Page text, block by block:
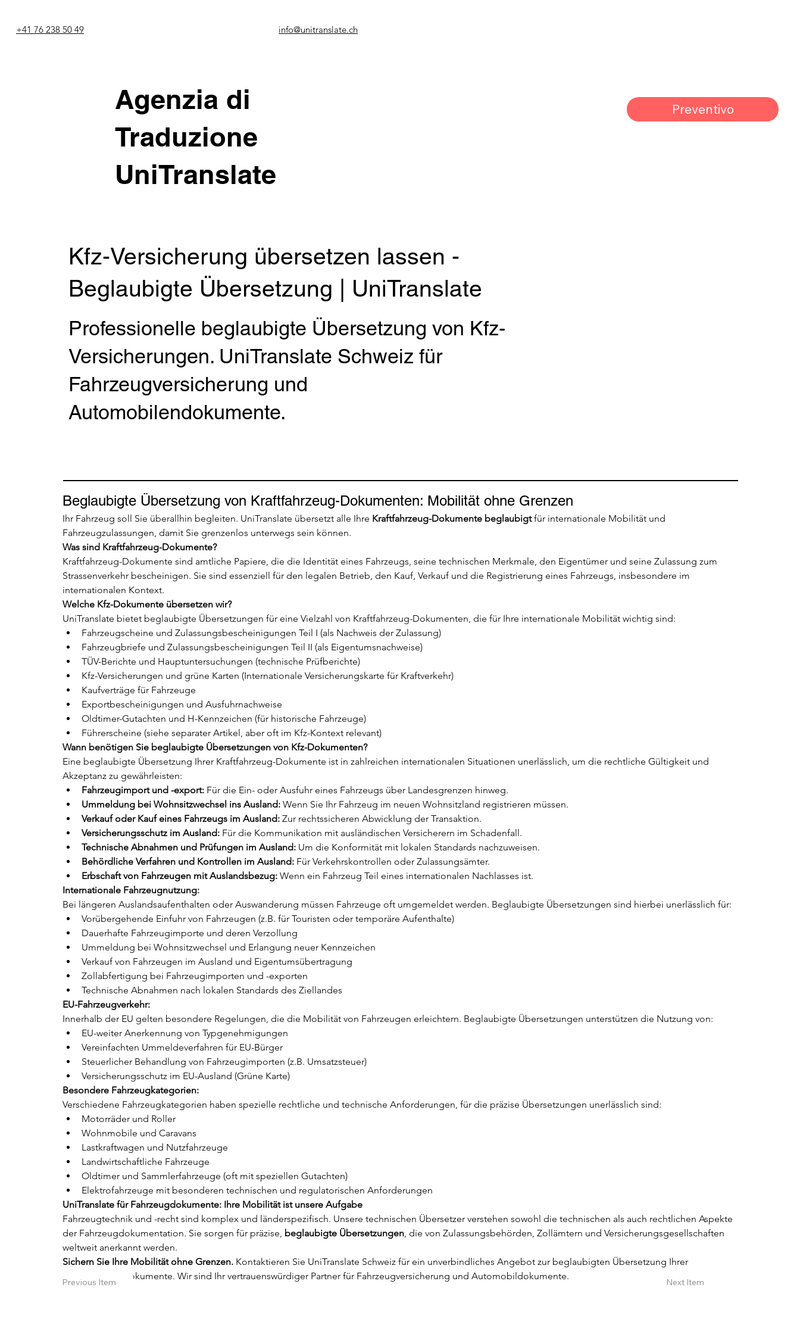
Preventivo
Agenzia di
Traduzione
UniTranslate
+41 76 238 50 49 info@unitranslate.ch
Kfz-Versicherung übersetzen lassen -
Beglaubigte Übersetzung | UniTranslate
Professionelle beglaubigte Übersetzung von Kfz-
Versicherungen. UniTranslate Schweiz für
Fahrzeugversicherung und
Automobilendokumente.
Beglaubigte Übersetzung von Kraftfahrzeug-Dokumenten: Mobilität ohne Grenzen
Ihr Fahrzeug soll Sie überallhin begleiten. UniTranslate übersetzt alle Ihre Kraftfahrzeug-Dokumente beglaubigt für internationale Mobilität und
Fahrzeugzulassungen, damit Sie grenzenlos unterwegs sein können.
Was sind Kraftfahrzeug-Dokumente?
Kraftfahrzeug-Dokumente sind amtliche Papiere, die die Identität eines Fahrzeugs, seine technischen Merkmale, den Eigentümer und seine Zulassung zum
Strassenverkehr bescheinigen. Sie sind essenziell für den legalen Betrieb, den Kauf, Verkauf und die Registrierung eines Fahrzeugs, insbesondere im
internationalen Kontext.
Welche Kfz-Dokumente übersetzen wir?
UniTranslate bietet beglaubigte Übersetzungen für eine Vielzahl von Kraftfahrzeug-Dokumenten, die für Ihre internationale Mobilität wichtig sind:
Fahrzeugscheine und Zulassungsbescheinigungen Teil I (als Nachweis der Zulassung)
Fahrzeugbriefe und Zulassungsbescheinigungen Teil II (als Eigentumsnachweise)
TÜV-Berichte und Hauptuntersuchungen (technische Prüfberichte)
Kfz-Versicherungen und grüne Karten (Internationale Versicherungskarte für Kraftverkehr)
Kaufverträge für Fahrzeuge
Exportbescheinigungen und Ausfuhrnachweise
Oldtimer-Gutachten und H-Kennzeichen (für historische Fahrzeuge)
Führerscheine (siehe separater Artikel, aber oft im Kfz-Kontext relevant)
Wann benötigen Sie beglaubigte Übersetzungen von Kfz-Dokumenten?
Eine beglaubigte Übersetzung Ihrer Kraftfahrzeug-Dokumente ist in zahlreichen internationalen Situationen unerlässlich, um die rechtliche Gültigkeit und
Akzeptanz zu gewährleisten:
Fahrzeugimport und -export: Für die Ein- oder Ausfuhr eines Fahrzeugs über Landesgrenzen hinweg.
Ummeldung bei Wohnsitzwechsel ins Ausland: Wenn Sie Ihr Fahrzeug im neuen Wohnsitzland registrieren müssen.
Verkauf oder Kauf eines Fahrzeugs im Ausland: Zur rechtssicheren Abwicklung der Transaktion.
Versicherungsschutz im Ausland: Für die Kommunikation mit ausländischen Versicherern im Schadenfall.
Technische Abnahmen und Prüfungen im Ausland: Um die Konformität mit lokalen Standards nachzuweisen.
Behördliche Verfahren und Kontrollen im Ausland: Für Verkehrskontrollen oder Zulassungsämter.
Erbschaft von Fahrzeugen mit Auslandsbezug: Wenn ein Fahrzeug Teil eines internationalen Nachlasses ist.
Internationale Fahrzeugnutzung:
Bei längeren Auslandsaufenthalten oder Auswanderung müssen Fahrzeuge oft umgemeldet werden. Beglaubigte Übersetzungen sind hierbei unerlässlich für:
Vorübergehende Einfuhr von Fahrzeugen (z.B. für Touristen oder temporäre Aufenthalte)
Dauerhafte Fahrzeugimporte und deren Verzollung
Ummeldung bei Wohnsitzwechsel und Erlangung neuer Kennzeichen
Verkauf von Fahrzeugen im Ausland und Eigentumsübertragung
Zollabfertigung bei Fahrzeugimporten und -exporten
Technische Abnahmen nach lokalen Standards des Ziellandes
EU-Fahrzeugverkehr:
Innerhalb der EU gelten besondere Regelungen, die die Mobilität von Fahrzeugen erleichtern. Beglaubigte Übersetzungen unterstützen die Nutzung von:
EU-weiter Anerkennung von Typgenehmigungen
Vereinfachten Ummeldeverfahren für EU-Bürger
Steuerlicher Behandlung von Fahrzeugimporten (z.B. Umsatzsteuer)
Versicherungsschutz im EU-Ausland (Grüne Karte)
Besondere Fahrzeugkategorien:
Verschiedene Fahrzeugkategorien haben spezielle rechtliche und technische Anforderungen, für die präzise Übersetzungen unerlässlich sind:
Motorräder und Roller
Wohnmobile und Caravans
Lastkraftwagen und Nutzfahrzeuge
Landwirtschaftliche Fahrzeuge
Oldtimer und Sammlerfahrzeuge (oft mit speziellen Gutachten)
Elektrofahrzeuge mit besonderen technischen und regulatorischen Anforderungen
UniTranslate für Fahrzeugdokumente: Ihre Mobilität ist unsere Aufgabe
Fahrzeugtechnik und -recht sind komplex und länderspezifisch. Unsere technischen Übersetzer verstehen sowohl die technischen als auch rechtlichen Aspekte
der Fahrzeugdokumentation. Sie sorgen für präzise, beglaubigte Übersetzungen, die von Zulassungsbehörden, Zollämtern und Versicherungsgesellschaften
weltweit anerkannt werden.
Sichern Sie Ihre Mobilität ohne Grenzen. Kontaktieren Sie UniTranslate Schweiz für ein unverbindliches Angebot zur beglaubigten Übersetzung Ihrer
Kraftfahrzeug-Dokumente. Wir sind Ihr vertrauenswürdiger Partner für Fahrzeugversicherung und Automobildokumente.
Previous Item Next Item